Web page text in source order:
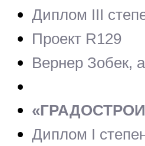
Диплом III
Проект R129
Вернер Зобек,
Диплом I